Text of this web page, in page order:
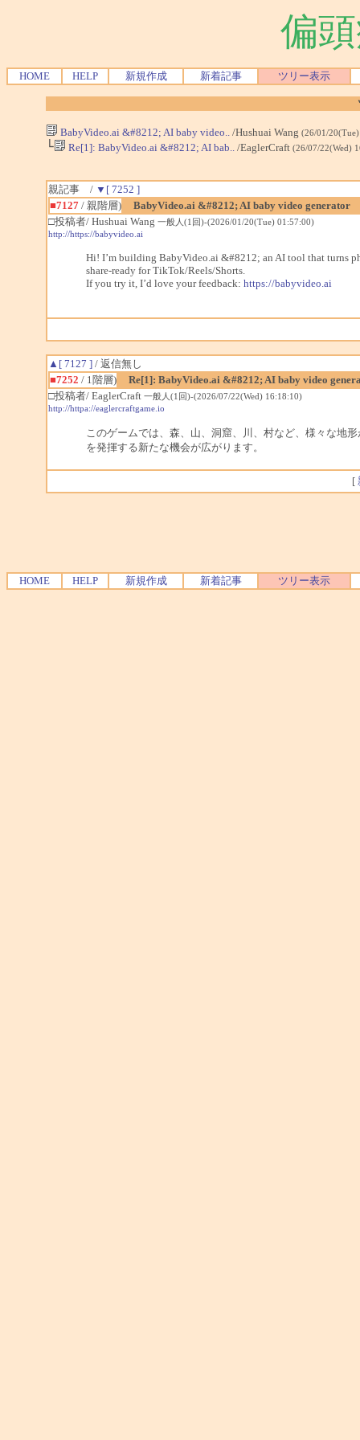
偏
HOME HELP 新規作成 新着記事 ツリー表示
BabyVideo.ai &#8212; AI baby video.. /Hushuai Wang (26/01/
└ Re[1]: BabyVideo.ai &#8212; AI bab.. /EaglerCraft (26/07/22(Wed)
親記事 / ▼[ 7252 ]
■7127/ 親階層)
BabyVideo.ai &#8212; AI baby video generator
□投稿者/ Hushuai Wang 一般人(1回)-(2026/01/20(Tue) 01:57:00)
http://https://babyvideo.ai
Hi! I’m building BabyVideo.ai &#8212; an AI tool that turns
share-ready for TikTok/Reels/Shorts.
If you try it, I’d love your feedback: https://babyvideo.ai
▲[ 7127 ]/ 返信無し
■7252 / 1階層)
Re[1]: BabyVideo.ai &#8212; AI baby video
□投稿者/ EaglerCraft 一般人(1回)-(2026/07/22(Wed) 16:18:10)
http://httpa://eaglercraftgame.io
このゲームでは、森、山、洞窟、川、村など、様々な地
を発揮する新たな機会が広がります。
[
HOME HELP 新規作成 新着記事 ツリー表示